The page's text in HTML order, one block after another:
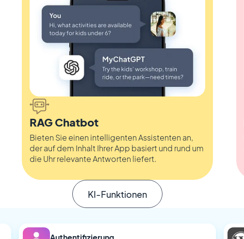
RAG Chatbot
Bieten Sie einen intelligenten Assistenten an,
der auf dem Inhalt Ihrer App basiert und rund um
die Uhr relevante Antworten liefert.
KI-Funktionen